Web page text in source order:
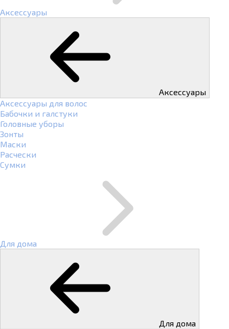
Аксессуары
Аксессуары
Аксессуары для волос
Бабочки и галстуки
Головные уборы
Зонты
Маски
Расчески
Сумки
Для дома
Для дома